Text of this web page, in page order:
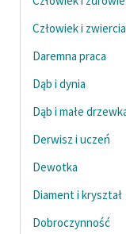
do domeny publicznej,
lektur szkolnych
Odkurzamy
Szkoła Poezji
O nas
Kontakt
O projekcie
Człowiek i
Daremna praca
Dąb i dynia
Dąb i małe
Derwisz i uczeń
Dewotka
Diament i kryształ
Dobroczynność